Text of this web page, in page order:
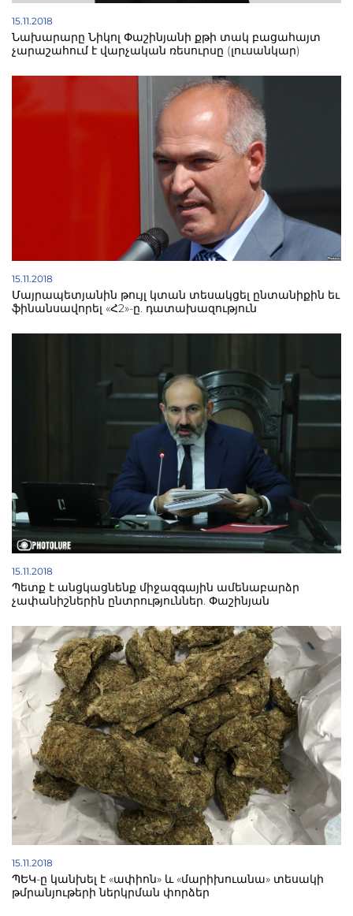
15.11.2018
Նախարարը Նիկոլ Փաշինյանի քթի տակ բացահայտ
չարաշահում է վարչական ռեսուրսը (լուսանկար)
15.11.2018
Մայրապետյանին թույլ կտան տեսակցել ընտանիքին եւ
ֆինանսավորել «Հ2»-ը. դատախազություն
15.11.2018
Պետք է անցկացնենք միջազգային ամենաբարձր
չափանիշներին ընտրություններ. Փաշինյան
15.11.2018
ՊԵԿ-ը կանխել է «ափիոն» և «մարիխուանա» տեսակի
թմրանյութերի ներկրման փորձեր